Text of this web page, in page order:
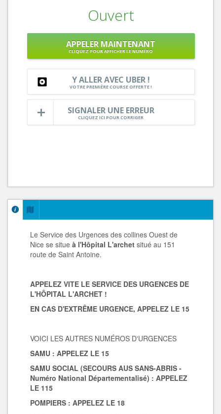
Ouvert
APPELER MAINTENANT
CLIQUEZ POUR AFFICHER LE NUMÉRO
Y ALLER AVEC UBER !
VOTRE PREMIÈRE COURSE OFFERTE !
SIGNALER UNE ERREUR
CLIQUEZ ICI POUR CORRIGER
Le Service des Urgences des collines Ouest de
Nice se situe à l'Hôpital L'archet situé au 151
route de Saint Antoine.
APPELEZ VITE LE SERVICE DES URGENCES DE
L'HÔPITAL L'ARCHET !
EN CAS D'EXTRÊME URGENCE, APPELEZ LE 15
VOICI LES AUTRES NUMÉROS D'URGENCES
SAMU : APPELEZ LE 15
SAMU SOCIAL (SECOURS AUS SANS-ABRIS -
Numéro National Départementalisé) : APPELEZ
LE 115
POMPIERS : APPELEZ LE 18